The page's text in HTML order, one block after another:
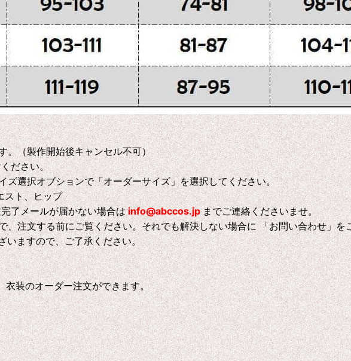
。（製作開始後キャンセル不可）
ださい。
選択オブションで「オーダーサイズ」を選択してください。
スト、ヒップ
了メールが届かない場合はinfo@abccos.jp までご連絡くださいませ。
注文する前にご覧ください。それでも解決しない場合に 「お問い合わせ」を
いますので、ご了承ください。
衣装のオーダー注文ができます。